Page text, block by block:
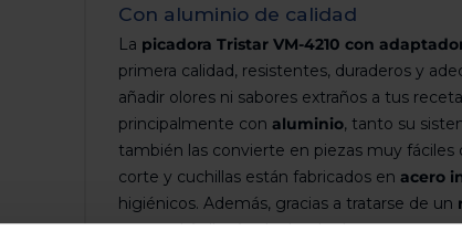
Con aluminio de calidad
La picadora Tristar VM-4210 con
primera calidad, resistentes, duraderos y
añadir olores ni sabores extraños a tus
principalmente con aluminio, tanto su
también las convierte en piezas muy fáciles
corte y cuchillas están fabricados en acero
higiénicos. Además, gracias a tratarse de un
asa, podrás llevártela donde desees para